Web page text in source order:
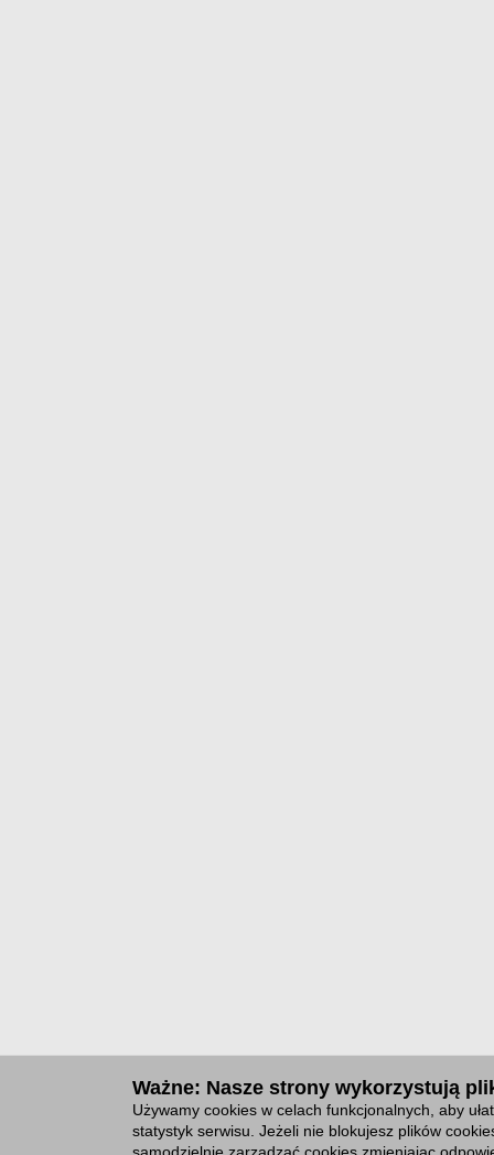
Ważne: Nasze strony wykorzystują
Używamy cookies w celach funkcjonalnych, aby
statystyk serwisu. Jeżeli nie blokujesz plików